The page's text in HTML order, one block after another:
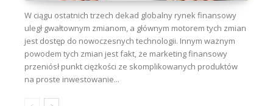
W ciągu ostatnich trzech dekad globalny rynek finansowy
uległ gwałtownym zmianom, a głównym motorem tych zmian
jest dostęp do nowoczesnych technologii. Innym ważnym
powodem tych zmian jest fakt, że marketing finansowy
przeniósł punkt ciężkości ze skomplikowanych produktów
na proste inwestowanie...